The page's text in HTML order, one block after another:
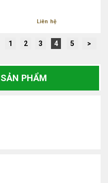
Liên hệ
1 2 3 4 5 >
PHẨM